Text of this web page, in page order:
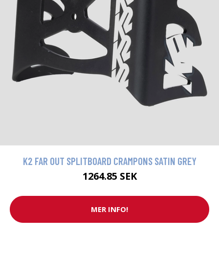
K2 FAR OUT SPLITBOARD CRAMPONS SATIN GREY
1264.85 SEK
MER INFO!